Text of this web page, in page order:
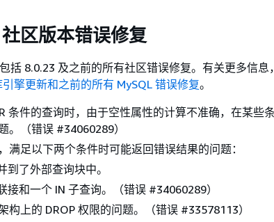
区版本错误修复
括 8.0.23 及之前的所有社区错误修复。有关更多信息
擎更新和之前的所有 MySQL 错误修复。
条件的查询时，由于空性属性的计算不准确，在某些
。（错误 #34060289）
满足以下两个条件时可能返回错误结果的问题：
到了外部查询块中。
接和一个 IN 子查询。（错误 #34060289）
构上的 DROP 权限的问题。（错误 #33578113）